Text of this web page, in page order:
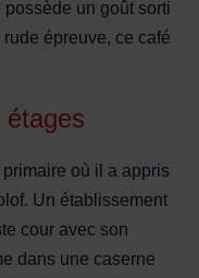
un goût sorti
épreuve, ce café
étages
où il a appris
Un établissement
cour avec son
dans une caserne